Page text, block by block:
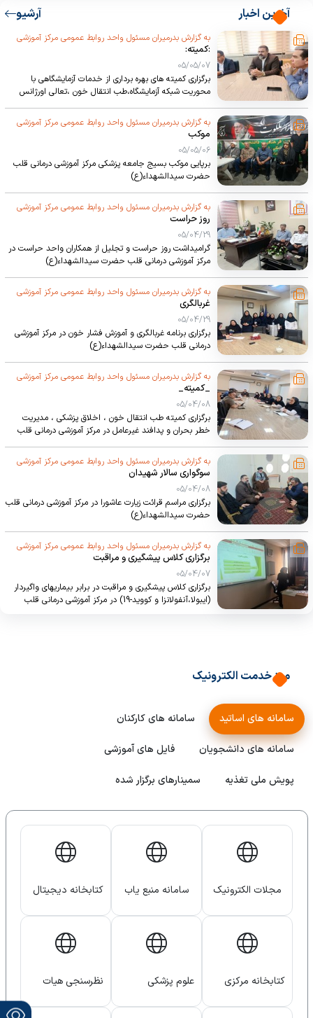
04/12/19
آخرین اخبار آرشیو
به گزارش بدرمیران مسئول واحد روابط عمومی مرکز آموزشی
درمانی قلب حضرت سیدالشهداء(ع)
:کمیته:
05/05/07
برگزاری کمیته های بهره برداری از خدمات آزمایشگاهی با
محوریت شبکه آزمایشگاه،طب انتقال خون ،تعالی اورژانس
به گزارش بدرمیران مسئول واحد روابط عمومی مرکز آموزشی
درمانی قلب حضرت سیدالشهداء(ع)
موکب
05/05/06
برپایی موکب بسیج جامعه پزشکی مرکز آموزشی درمانی قلب
حضرت سیدالشهداء(ع)
به گزارش بدرمیران مسئول واحد روابط عمومی مرکز آموزشی
درمانی قلب حضرت سیدالشهداء(ع)
روز حراست
05/04/29
گرامیداشت روز حراست و تجلیل از همکاران واحد حراست در
مرکز آموزشی درمانی قلب حضرت سیدالشهداء(ع)
به گزارش بدرمیران مسئول واحد روابط عمومی مرکز آموزشی
درمانی قلب حضرت سیدالشهداء(ع)
غربالگری
05/04/29
برگزاری برنامه غربالگری و آموزش فشار خون در مرکز آموزشی
درمانی قلب حضرت سیدالشهداء(ع)
به گزارش بدرمیران مسئول واحد روابط عمومی مرکز آموزشی
درمانی قلب حضرت سیدالشهداء(ع)
_کمیته_
05/04/08
برگزاری کمیته طب انتقال خون ، اخلاق پزشکی ، مدیریت
خطر بحران و پدافند غیرعامل در مرکز آموزشی درمانی قلب
به گزارش بدرمیران مسئول واحد روابط عمومی مرکز آموزشی
درمانی قلب حضرت سیدالشهداء(ع)
سوگواری سالار شهیدان
05/04/08
برگزاری مراسم قرائت زیارت عاشورا در مرکز آموزشی درمانی قلب
حضرت سیدالشهداء(ع)
به گزارش بدرمیران مسئول واحد روابط عمومی مرکز آموزشی
درمانی قلب حضرت سیدالشهداء(ع)
برگزاری کلاس پیشگیری و مراقبت
05/04/07
برگزاری کلاس پیشگیری و مراقبت در برابر بیماریهای واگیردار
(ایبولا،آنفولانزا و کووید-19) در مرکز آموزشی درمانی قلب
میز خدمت الکترونیک
سامانه های اساتید سامانه های کارکنان
سامانه های دانشجویان فایل های آموزشی
پویش ملی تغذیه سمینارهای برگزار شده
مجلات الکترونیک سامانه منبع یاب
کتابخانه دیجیتال
کتابخانه مرکزی
علوم پزشکی
نظرسنجی هیات